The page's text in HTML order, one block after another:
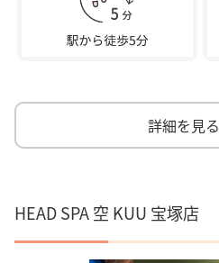
詳細を見る
HEAD SPA 空 KUU 宝塚店